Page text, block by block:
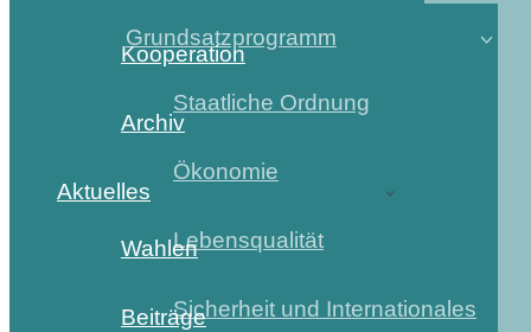
Grundsatzprogramm
Staatliche Ordnung
Ökonomie
Lebensqualität
Sicherheit und Internationales
Kooperation
Archiv
Aktuelles
Wahlen
Beiträge